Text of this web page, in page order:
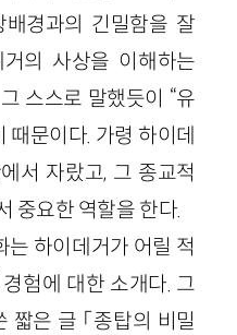
경과의 긴밀함을 잘
의 사상을 이해하는
스스로 말했듯이 “유
때문이다. 가령 하이데
서 자랐고, 그 종교적
중요한 역할을 한다.
는 하이데거가 어릴 적
험에 대한 소개다. 그
은 글 「종탑의 비밀